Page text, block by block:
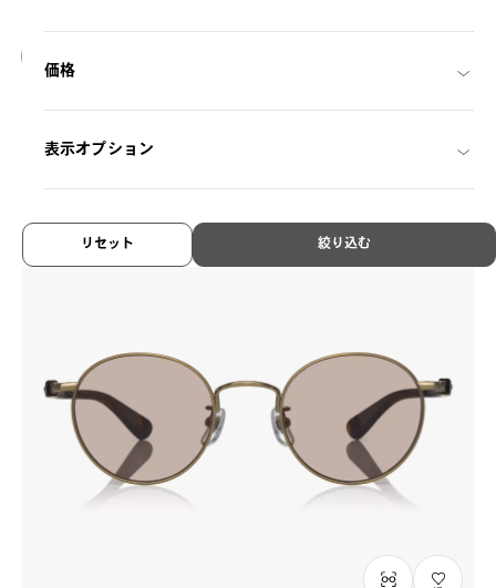
価格
表示オプション
絞り込む
リセット
OWNDAYS | SUN
¥8,800 税込